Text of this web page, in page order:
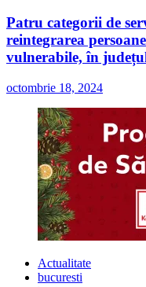
Patru categorii de
reintegrarea
vulnerabile, în
octombrie 18, 2024
Actualitate
bucuresti